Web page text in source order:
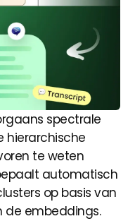
spectrale
hierarchische
te weten
automatisch
op basis van
de embeddings.